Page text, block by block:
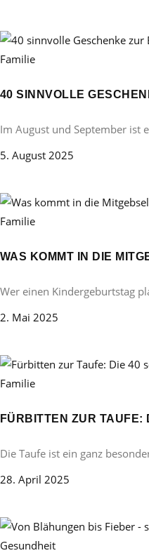
Familie
40 SINNVOLLE
Im August und September ist
5. August 2025
Familie
WAS KOMMT IN DIE
Wer einen Kindergeburtstag
2. Mai 2025
Familie
FÜRBITTEN ZUR TAUFE:
Die Taufe ist ein ganz
28. April 2025
Gesundheit